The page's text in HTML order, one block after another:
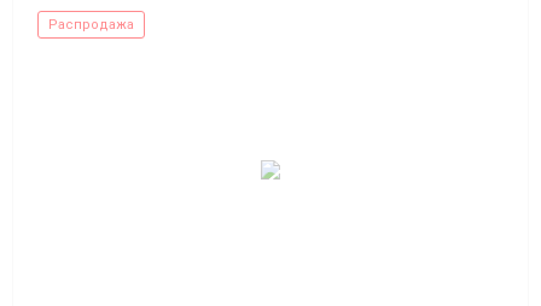
Распродажа